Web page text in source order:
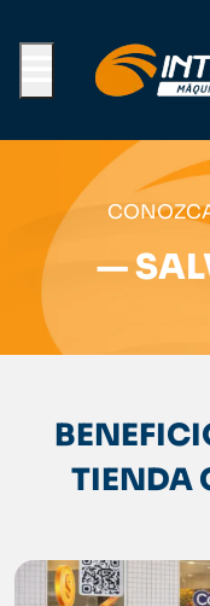
Menu
—
TIENDA